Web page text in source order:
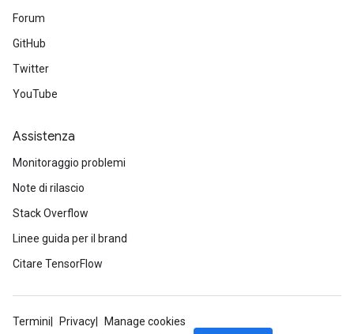
Forum
GitHub
Twitter
YouTube
Assistenza
Monitoraggio problemi
Note di rilascio
Stack Overflow
Linee guida per il brand
Citare TensorFlow
Termini Privacy
Manage cookies